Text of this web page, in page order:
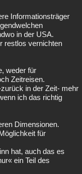
Informationsträger
in der USA.
restlos vernichten
weder für
Zeitreisen.
in der Zeit- mehr
ich das richtig
Dimensionen.
für
hat, auch das es
ein Teil des